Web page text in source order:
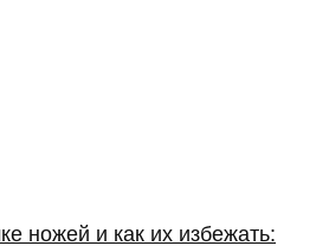
ножей и как их избежать: